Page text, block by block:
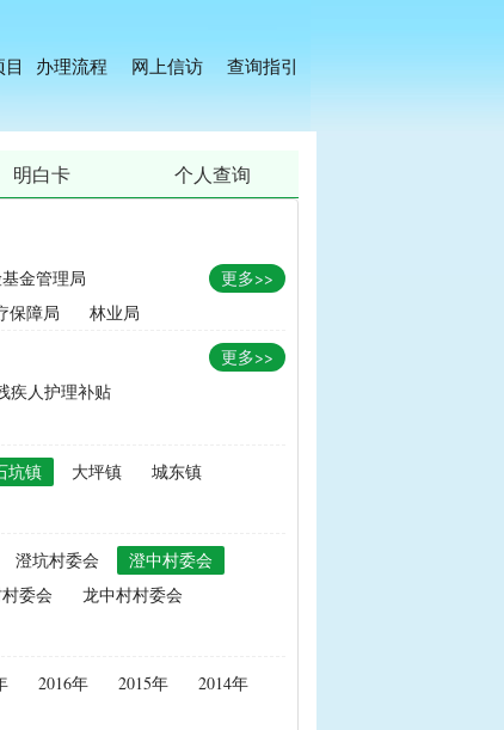
办理流程 网上信访 查询指引
明白卡 个人查询
金管理局
保障局 林业局
更多>>
疾人护理补贴
畜牧品种改良经费
理补助
性能繁母猪保险费补贴
| 耕地地力保护补贴
更多>>
坑镇 大坪镇
城东镇
澄坑村委会
澄中村委会
委会
龙中村村委会
2016年 2015年
2014年